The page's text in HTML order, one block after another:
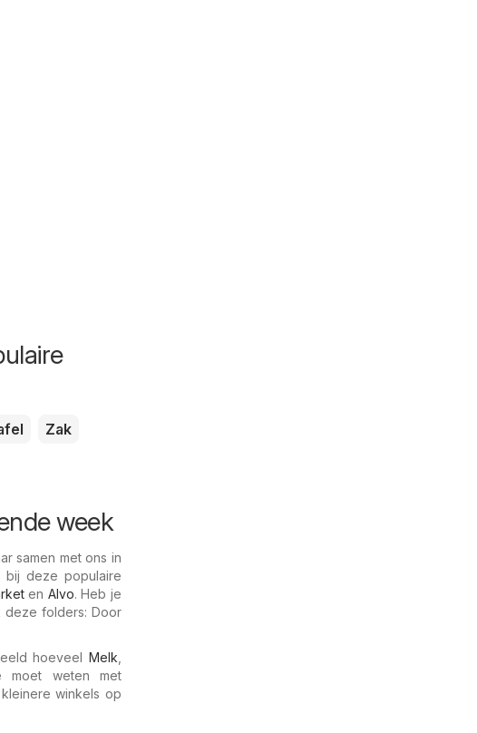
Zak
week
samen met ons in
bij deze populaire
en Alvo. Heb je
deze folders: Door
hoeveel Melk
weten met
winkels op